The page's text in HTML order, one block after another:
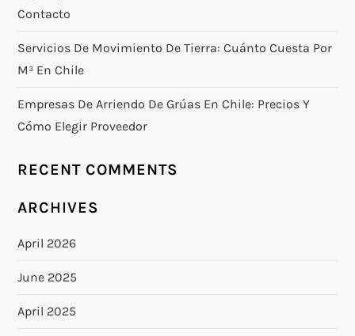
Contacto
Servicios De Movimiento De Tierra: Cuánto Cuesta Por
M³ En Chile
Empresas De Arriendo De Grúas En Chile: Precios Y
Cómo Elegir Proveedor
RECENT COMMENTS
ARCHIVES
April 2026
June 2025
April 2025